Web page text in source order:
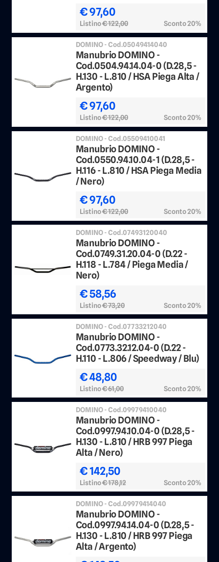
€ 97,60
Listino€ 122,00 Sconto 20%
DOMINO - Cod.05049414040
Manubrio DOMINO -
Cod.0504.94.14.04-0 (D.28,5 -
H.130 - L.810 / HSA Piega Alta /
Argento)
€ 97,60
Listino€ 122,00 Sconto 20%
DOMINO - Cod.05509410041
Manubrio DOMINO -
Cod.0550.94.10.04-1 (D.28,5 -
H.116 - L.810 / HSA Piega Media
/ Nero)
€ 97,60
Listino€ 122,00 Sconto 20%
DOMINO - Cod.07493120040
Manubrio DOMINO -
Cod.0749.31.20.04-0 (D.22 -
H.118 - L.784 / Piega Media /
Nero)
€ 58,56
Listino€ 73,20 Sconto 20%
DOMINO - Cod.07733212040
Manubrio DOMINO -
Cod.0773.32.12.04-0 (D.22 -
H.110 - L.806 / Speedway / Blu)
€ 48,80
Listino€ 61,00 Sconto 20%
DOMINO - Cod.09979410040
Manubrio DOMINO -
Cod.0997.94.10.04-0 (D.28,5 -
H.130 - L.810 / HRB 997 Piega
Alta / Nero)
€ 142,50
Listino€ 178,12 Sconto 20%
DOMINO - Cod.09979414040
Manubrio DOMINO -
Cod.0997.94.14.04-0 (D.28,5 -
H.130 - L.810 / HRB 997 Piega
Alta / Argento)